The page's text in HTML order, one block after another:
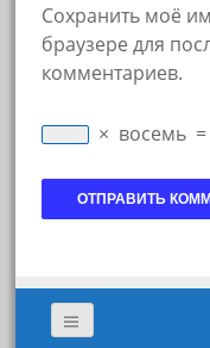
Сохранить моё
браузере для
комментариев.
× восемь =